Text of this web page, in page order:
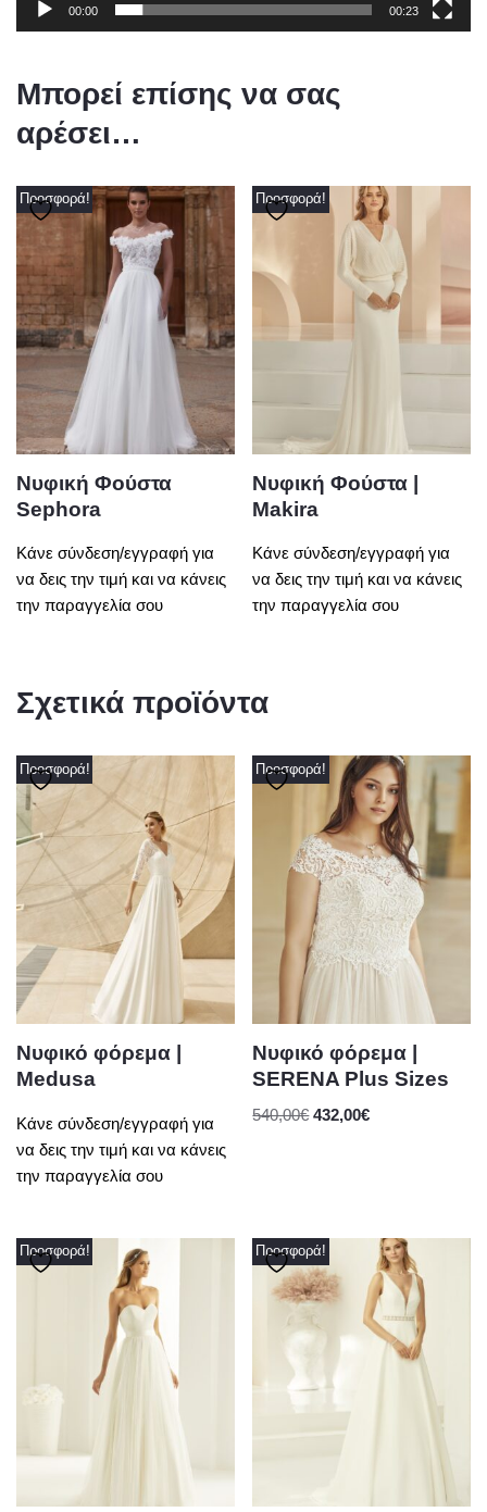
00:00 00:23
Μπορεί επίσης να σας
αρέσει…
Προσφορά!
Νυφική Φούστα
Sephora
Κάνε σύνδεση/εγγραφή για
να δεις την τιμή και να κάνεις
την παραγγελία σου
Προσφορά!
Νυφική Φούστα |
Makira
Κάνε σύνδεση/εγγραφή για
να δεις την τιμή και να κάνεις
την παραγγελία σου
Σχετικά προϊόντα
Προσφορά!
Νυφικό φόρεμα |
Medusa
Κάνε σύνδεση/εγγραφή για
να δεις την τιμή και να κάνεις
την παραγγελία σου
Προσφορά!
Νυφικό φόρεμα |
SERENA Plus Sizes
540,00€ 432,00€
Προσφορά! Προσφορά!